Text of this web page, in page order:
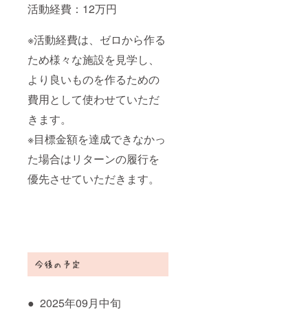
活動経費：12万円
※活動経費は、ゼロから作る
ため様々な施設を見学し、
より良いものを作るための
費用として使わせていただ
きます。
※目標金額を達成できなかっ
た場合はリターンの履行を
優先させていただきます。
● 2025年09月中旬